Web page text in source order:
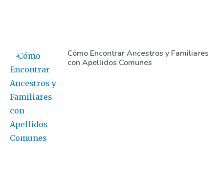
Cómo Encontrar Ancestros y Familiares
con Apellidos Comunes